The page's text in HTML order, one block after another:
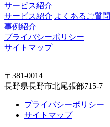
サービス紹介
サービス紹介 よくあるご質問
事例紹介
プライバシーポリシー
サイトマップ
〒381-0014
長野県長野市北尾張部715-7
プライバシーポリシー
サイトマップ